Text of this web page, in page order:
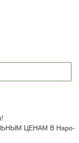
ЦЕНАМ В Наро-